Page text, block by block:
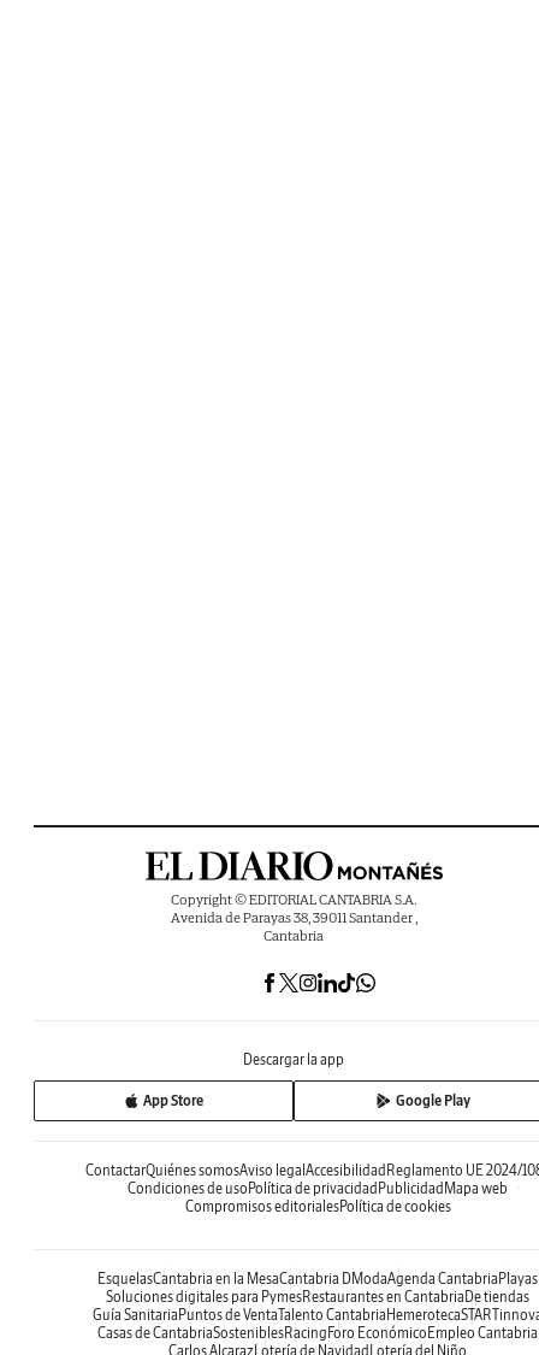
Copyright © EDITORIAL CANTABRIA S.A.
Avenida de Parayas 38, 39011 Santander ,
Cantabria
Descargar la app
App Store Google Play
ContactarQuiénes somosAviso legalAccesibilidadReglamento UE 2024/
Condiciones de usoPolítica de privacidadPublicidadMapa web
Compromisos editorialesPolítica de cookies
EsquelasCantabria en la MesaCantabria DModaAgenda CantabriaPlayas
Soluciones digitales para PymesRestaurantes en CantabriaDe tiendas
Guía SanitariaPuntos de VentaTalento CantabriaHemeroteca
Casas de CantabriaSosteniblesRacingForo EconómicoEmpleo Cantabria
Carlos AlcarazLotería de NavidadLotería del Niño